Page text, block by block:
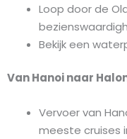
Loop door de
Bekijk een
Van Hanoi naar
Vervoer van
meeste cruises